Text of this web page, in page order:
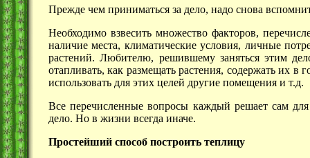
Прежде чем приниматься за дело, надо снова
Необходимо взвесить множество факторов,
наличие места, климатические условия, личные
растений. Любителю, решившему заняться этим
отапливать, как размещать растения, содержать их в
использовать для этих целей другие помещения и т.д.
Все перечисленные вопросы каждый решает сам
дело. Но в жизни всегда иначе.
Простейший способ построить теплицу